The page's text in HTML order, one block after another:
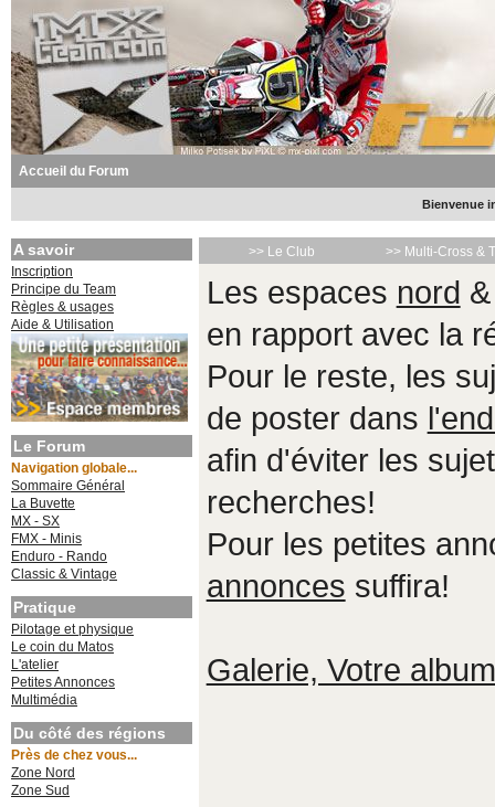
Accueil du Forum
Bienvenue
A savoir
Inscription
Principe du Team
Règles & usages
Aide & Utilisation
Le Forum
Navigation globale...
Sommaire Général
La Buvette
MX - SX
FMX - Minis
Enduro - Rando
Classic & Vintage
Pratique
Pilotage et physique
Le coin du Matos
L'atelier
Petites Annonces
Multimédia
Du côté des régions
Près de chez vous...
Zone Nord
Zone Sud
>> Le Club >> Multi-Cross &
Les espaces nord
en rapport avec la
Pour le reste, les
de poster dans
afin d'éviter les
recherches!
Pour les petites
annonces suffira!
Galerie, Votre